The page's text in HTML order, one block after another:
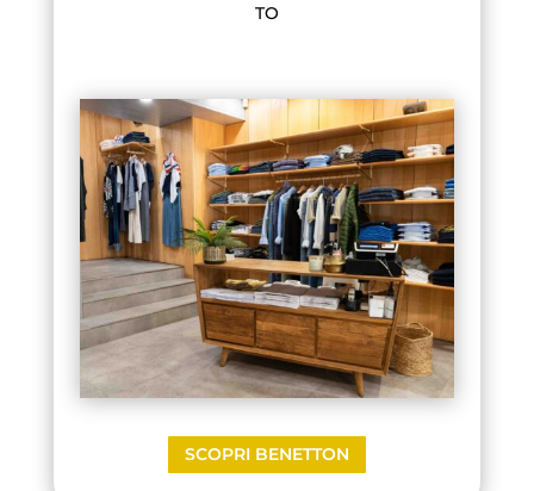
TO
SCOPRI BENETTON